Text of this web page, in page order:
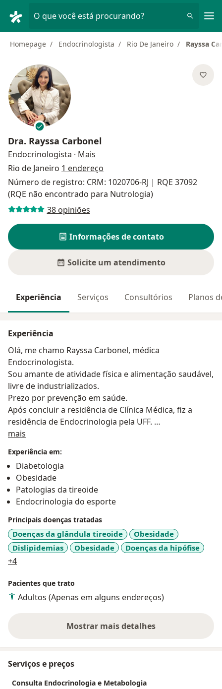
O que você está procurando?
Homepage Endocrinologista Rio De Janeiro Rayssa
Dra. Rayssa Carbonel
Endocrinologista · Mais
Rio de Janeiro 1 endereço
Número de registro: CRM: 1020706-RJ | RQE 37092
(RQE não encontrado para Nutrologia)
38 opiniões
Informações de contato
Solicite um atendimento
Experiência Serviços Consultórios Planos
Experiência
Olá, me chamo Rayssa Carbonel, médica
Endocrinologista.
Sou amante de atividade física e alimentação saudável,
livre de industrializados.
Prezo por prevenção em saúde.
Após concluir a residência de Clínica Médica, fiz a
residência de Endocrinologia pela UFF.
Para complementar e melhor atender meus pacientes,
mais
Experiência em:
Diabetologia
Obesidade
Patologias da tireoide
Endocrinologia do esporte
Principais doenças tratadas
Doenças da glândula tireoide
Obesidade
Dislipidemias
Obesidade Doenças da hipófise
+4a11y_sr_more_diseases
Pacientes que trato
Adultos (Apenas em alguns endereços)
Mostrar mais detalhes
sobre a experiência
Serviços e preços
Consulta Endocrinologia e Metabologia